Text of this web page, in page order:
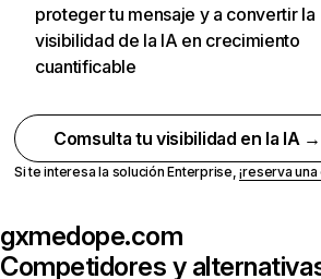
proteger tu mensaje y a convertir la
visibilidad de la IA en crecimiento
cuantificable
Comsulta tu visibilidad en la IA →
Si te interesa la solución Enterprise,¡reserva
gxmedope.com
Competidores y